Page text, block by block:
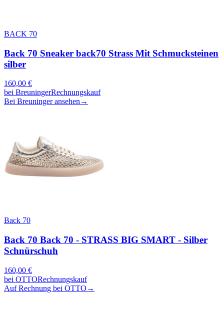
BACK 70
Back 70 Sneaker back70 Strass Mit Schmucksteinen
silber
160,00 €
bei BreuningerRechnungskauf
Bei Breuninger ansehen →
Back 70
Back 70 Back 70 - STRASS BIG SMART - Silber
Schnürschuh
160,00 €
bei OTTORechnungskauf
Auf Rechnung bei OTTO →